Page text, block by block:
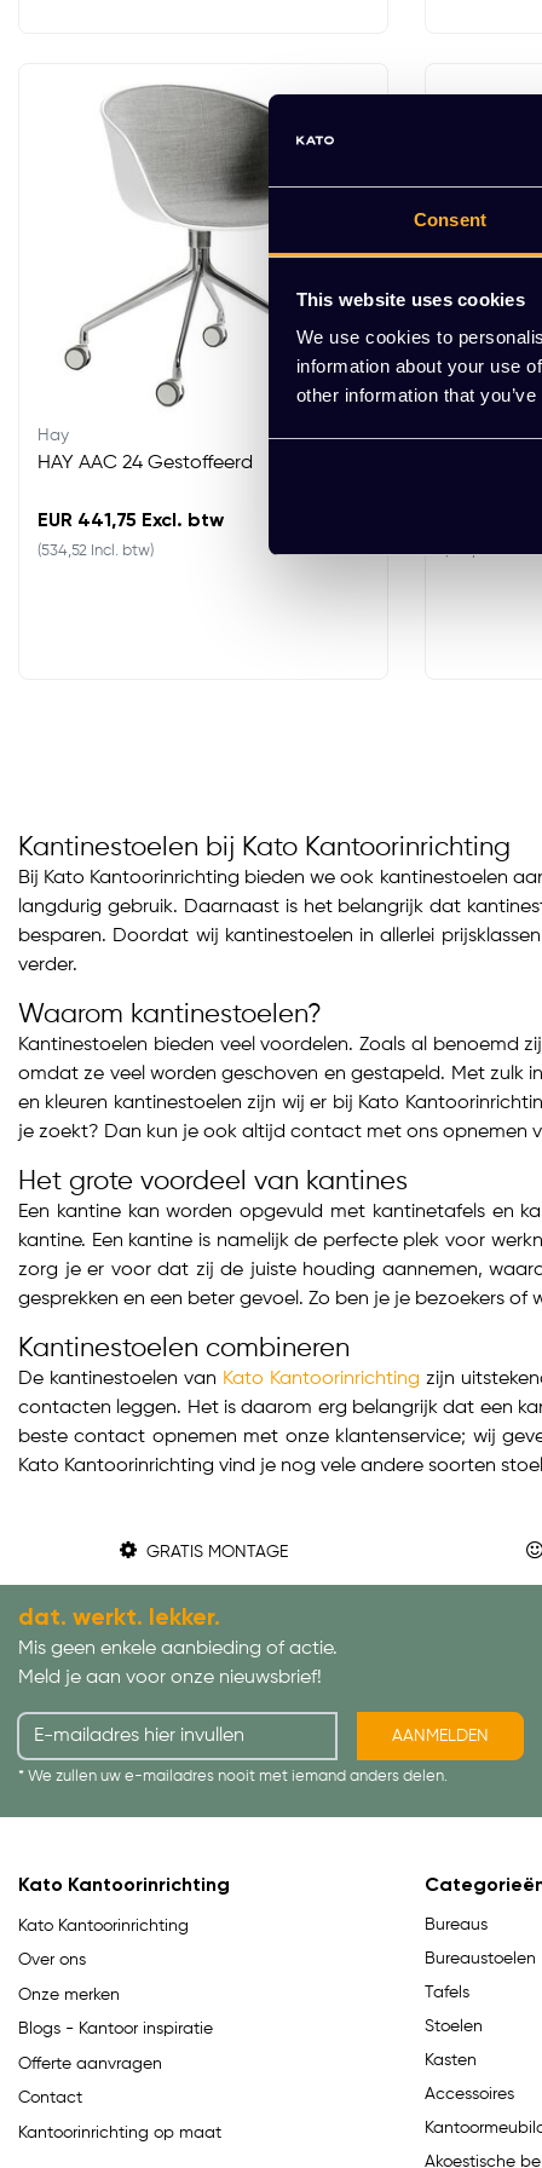
Consent
This website uses cookies
We use cookies to
information about your use
other information that
Hay
HAY AAC 24 Gestoffeerd
EUR 441,75 Excl. btw
(534,52 Incl. btw)
Hay
(522,72 Incl.
Kantinestoelen bij Kato Kantoorinrichting
Bij Kato Kantoorinrichting bieden we ook kantinestoelen
langdurig gebruik. Daarnaast is het belangrijk dat
besparen. Doordat wij kantinestoelen in allerlei
verder.
Waarom kantinestoelen?
Kantinestoelen bieden veel voordelen. Zoals al
omdat ze veel worden geschoven en gestapeld. Met zulk
en kleuren kantinestoelen zijn wij er bij Kato
je zoekt? Dan kun je ook altijd contact met ons opnemen
Het grote voordeel van kantines
Een kantine kan worden opgevuld met kantinetafels en
kantine. Een kantine is namelijk de perfecte plek voor
zorg je er voor dat zij de juiste houding aannemen,
gesprekken en een beter gevoel. Zo ben je je bezoekers of
Kantinestoelen combineren
De kantinestoelen van Kato Kantoorinrichting zijn
contacten leggen. Het is daarom erg belangrijk dat een
beste contact opnemen met onze klantenservice; wij
Kato Kantoorinrichting vind je nog vele andere soorten
GRATIS MONTAGE
dat. werkt. lekker.
Mis geen enkele aanbieding of actie.
Meld je aan voor onze nieuwsbrief!
AANMELDEN
* We zullen uw e-mailadres nooit met iemand anders delen.
Kato Kantoorinrichting
Kato Kantoorinrichting
Over ons
Onze merken
Blogs - Kantoor inspiratie
Offerte aanvragen
Contact
Kantoorinrichting op maat
Bureaus
Bureaustoelen
Tafels
Stoelen
Kasten
Accessoires
Akoestische